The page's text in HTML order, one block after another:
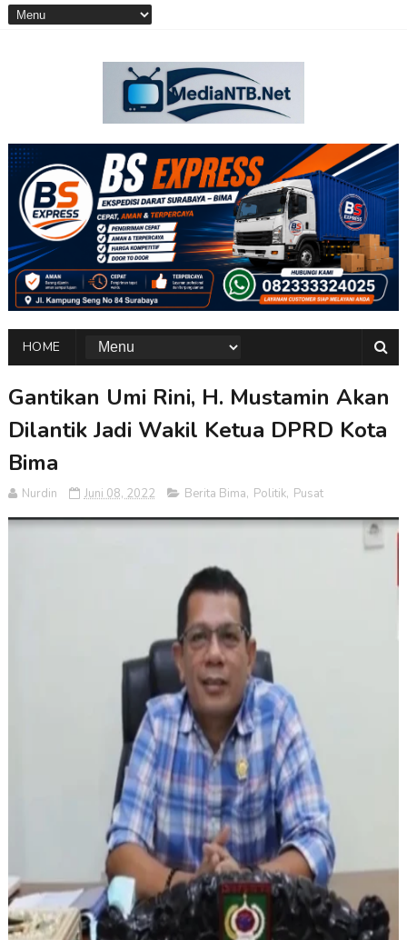
HOME
Gantikan Umi Rini, H. Mustamin Akan
Dilantik Jadi Wakil Ketua DPRD Kota
Bima
Nurdin Juni 08, 2022 Berita Bima, Politik, Pusat